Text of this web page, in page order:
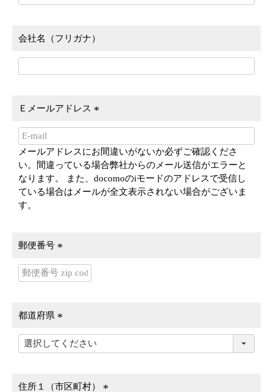
会社名（フリガナ）
Ｅメールアドレス
(
須
)
メールアドレスにお間違いがないか必ずご確認くださ
い。間違っている場合弊社からのメール送信がエラーと
なります。 また、docomoのiモードのアドレスで受信し
ている場合はメールが全文表示されない場合がございま
す。
郵便番号
(
必
都道府県
(
必
住所１（市区町村）